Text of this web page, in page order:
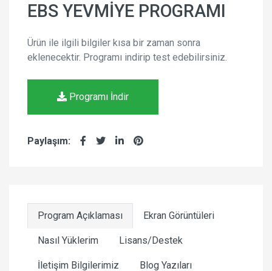
EBS YEVMİYE PROGRAMI
Ürün ile ilgili bilgiler kısa bir zaman sonra
eklenecektir. Programı indirip test edebilirsiniz.
Programı İndir
Paylaşım:
Program Açıklaması Ekran Görüntüleri
Nasıl Yüklerim Lisans/Destek
İletişim Bilgilerimiz Blog Yazıları